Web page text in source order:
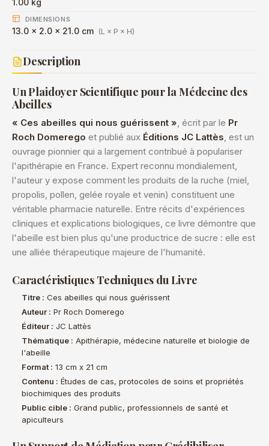
1.00 kg
DIMENSIONS
13.0 × 2.0 × 21.0 cm (L × P × H)
Description
Un Plaidoyer Scientifique pour la Médecine des
Abeilles
« Ces abeilles qui nous guérissent », écrit par le Pr
Roch Domerego et publié aux Éditions JC Lattès, est un
ouvrage pionnier qui a largement contribué à populariser
l'apithérapie en France. Expert reconnu mondialement,
l'auteur y expose comment les produits de la ruche (miel,
propolis, pollen, gelée royale et venin) constituent une
véritable pharmacie naturelle. Entre récits d'expériences
cliniques et explications biologiques, ce livre démontre que
l'abeille est bien plus qu'une productrice de sucre : elle est
une alliée thérapeutique majeure de l'humanité.
Caractéristiques Techniques du Livre
Titre : Ces abeilles qui nous guérissent
Auteur : Pr Roch Domerego
Éditeur : JC Lattès
Thématique : Apithérapie, médecine naturelle et biologie de
l'abeille
Format : 13 cm x 21 cm
Contenu : Études de cas, protocoles de soins et propriétés
biochimiques des produits
Public cible : Grand public, professionnels de santé et
apiculteurs